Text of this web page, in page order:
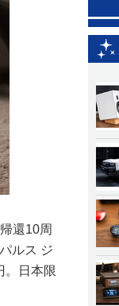
還10周
ルス ジ
。日本限